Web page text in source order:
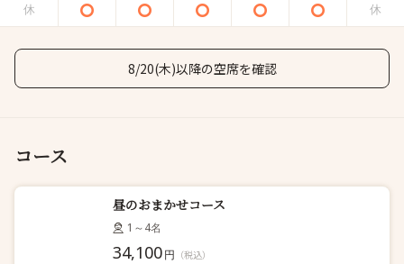
8/20(木)以降の空席を確認
コース
昼のおまかせコース
1～4名
34,100円 （税込）